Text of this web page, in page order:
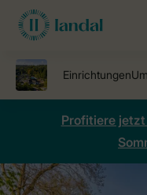
Profitiere